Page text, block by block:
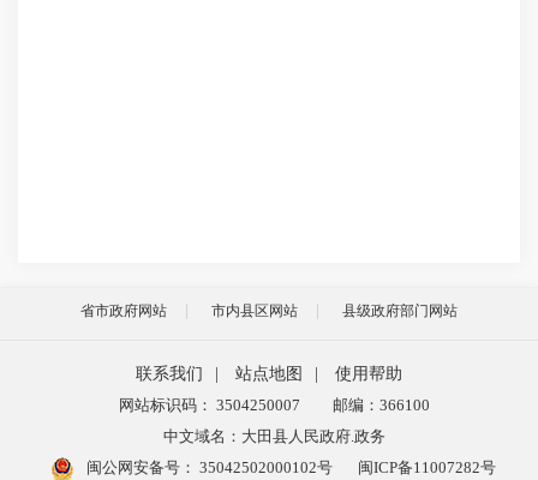
省市政府网站 市内县区网站 县级政府部门网站
联系我们 站点地图
使用帮助
网站标识码： 3504250007
邮编：366100
中文域名：大田县人民政府.政务
闽公网安备号： 35042502000102号 闽ICP备11007282号